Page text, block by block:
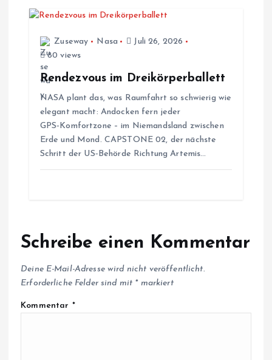
t
Zuseway Nasa
Juli 26, 2026
80 views
Rendezvous im Dreikörperballett
NASA plant das, was Raumfahrt so schwierig wie
elegant macht: Andocken fern jeder
GPS‑Komfortzone – im Niemandsland zwischen
Erde und Mond. CAPSTONE 02, der nächste
Schritt der US‑Behörde Richtung Artemis…
Schreibe einen Kommentar
Deine E-Mail-Adresse wird nicht veröffentlicht.
Erforderliche Felder sind mit *markiert
Kommentar *